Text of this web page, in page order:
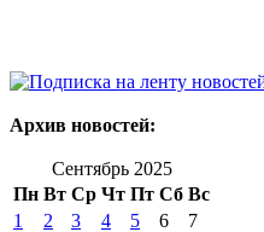
Архив новостей:
Сентябрь 2025
Пн Вт Ср Чт Пт Сб Вс
1
2 3 4 5 6
7